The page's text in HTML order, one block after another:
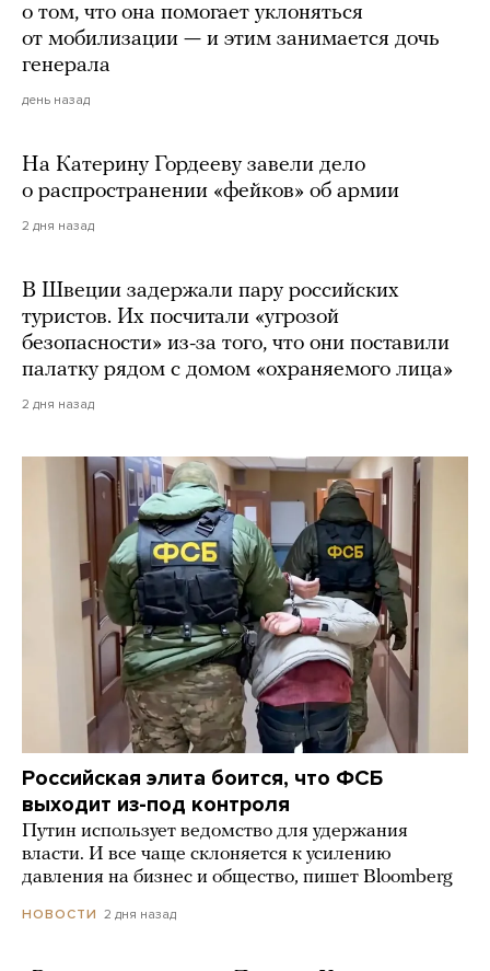
о том, что она помогает уклоняться
от мобилизации — и этим занимается дочь
генерала
день назад
На Катерину Гордееву завели дело
о распространении «фейков» об армии
2 дня назад
В Швеции задержали пару российских
туристов. Их посчитали «угрозой
безопасности» из-за того, что они поставили
палатку рядом с домом «охраняемого лица»
2 дня назад
Российская элита боится, что ФСБ
выходит из-под контроля
Путин использует ведомство для удержания
власти. И все чаще склоняется к усилению
давления на бизнес и общество, пишет Bloomberg
НОВОСТИ 2 дня назад